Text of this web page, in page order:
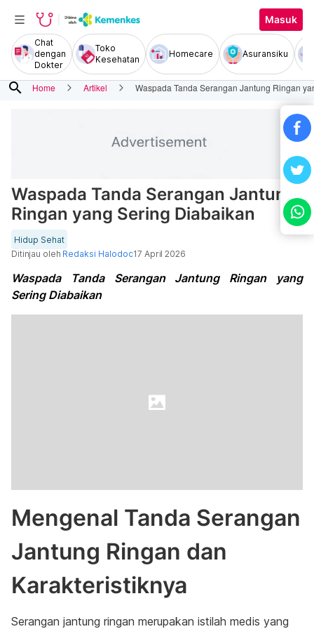
Masuk
Chat
dengan
Dokter
Toko
Kesehatan
Homecare Asuransiku
search Home Artikel Waspada Tanda Serangan Jantung Ringan
Waspada Tanda Serangan Jantung
Ringan yang Sering Diabaikan
Hidup Sehat
Ditinjau oleh Redaksi Halodoc17 April 2026
Waspada Tanda Serangan Jantung Ringan yang
Sering Diabaikan
Mengenal Tanda Serangan
Jantung Ringan dan
Karakteristiknya
Serangan jantung ringan merupakan istilah medis yang